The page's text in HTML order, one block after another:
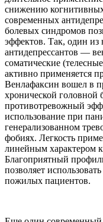
снижению
современных
болевых синдромов
эффектов. Так, один из
антидепрессантов —
соматические
активно применяется
Венлафаксин вошел в
хронической
противотревожный
использование при
генерализованном
фобиях. Легкость
линейным характером
Благоприятный
позволяет
пожилых пациентов.